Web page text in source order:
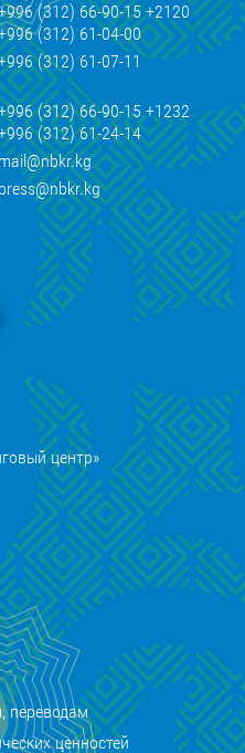
(312) 66-90-15 +2120
(312) 61-04-00
(312) 61-07-11
(312) 66-90-15 +1232
(312) 61-24-14
mail@nbkr.kg
press@nbkr.kg
центр»
переводам
ценностей